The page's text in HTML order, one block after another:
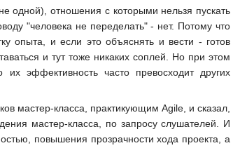
одной), отношения с которыми нельзя пускать
"человека не переделать" - нет. Потому что
опыта, и если это объяснять и вести - готов
и тут тоже никаких соплей. Но при этом
эффективность часто превосходит других
мастер-класса, практикующим Agile, и сказал,
мастер-класса, по запросу слушателей. И
повышения прозрачности хода проекта, а